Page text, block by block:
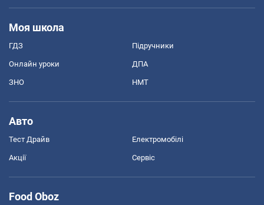
Моя школа
ГДЗ Підручники
Онлайн уроки ДПА
ЗНО НМТ
Авто
Тест Драйв Електромобілі
Акції Сервіс
Food Oboz